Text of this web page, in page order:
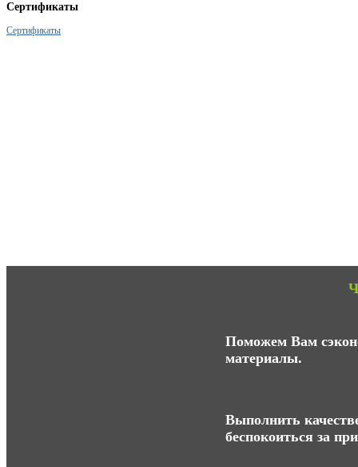
Сертификаты
Сертификаты
Поможем Вам
материалы.
Выполнить
беспокоиться за